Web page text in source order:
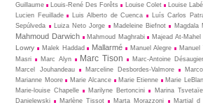
Guillaume
Louis-René Des Forêts Louise Colet Louise Labé
Lucien Feuillade
Luis Alberto de Cuenca Luís Carlos
Sepúlveda
Luiza Neto Jorge Madeleine Biefnot Magdala
Mahmoud Darwich Mahmoud Maghrabi Majead At-Mahel
Lowry
Malek Haddad Mallarmé Manuel Alegre Manuel
Masri
Marc Alyn Marc Tison Marc-Antoine
Marcel Jouhandeau
Marceline Desbordes-Valmore
Marianne Moore
Marie Alcance Marie Etienne Marie
Marie-louise Chapelle
Marilyne Bertoncini Marina
Danielewski
Marlène Tissot Marta Morazzoni Martial d